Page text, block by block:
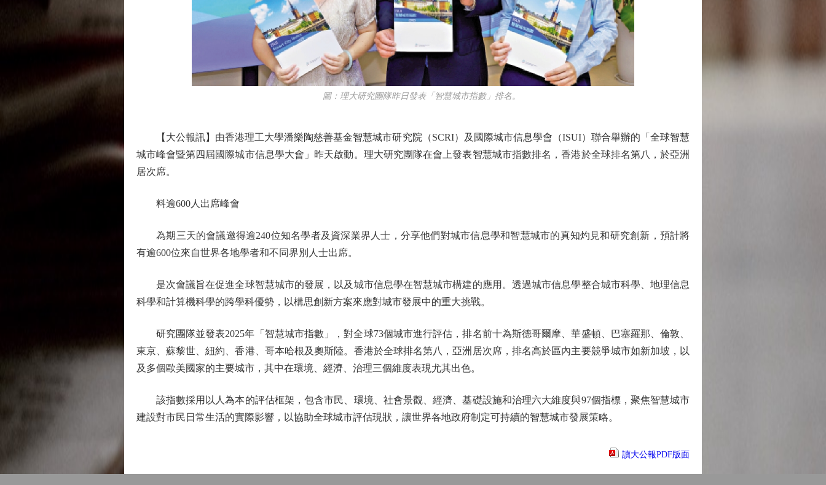
圖：理大研究團隊昨日發表「智慧城市指數」排名。
【大公報訊】由香港理工大學潘樂陶慈善基金智慧城市研究院（SCRI）及國際城市信息學會（ISUI）聯合舉辦的「全球智慧
城市峰會暨第四屆國際城市信息學大會」昨天啟動。理大研究團隊在會上發表智慧城市指數排名，香港於全球排名第八，於亞洲
居次席。
料逾600人出席峰會
為期三天的會議邀得逾240位知名學者及資深業界人士，分享他們對城市信息學和智慧城市的真知灼見和研究創新，預計將
有逾600位來自世界各地學者和不同界別人士出席。
是次會議旨在促進全球智慧城市的發展，以及城市信息學在智慧城市構建的應用。透過城市信息學整合城市科學、地理信息
科學和計算機科學的跨學科優勢，以構思創新方案來應對城市發展中的重大挑戰。
研究團隊並發表2025年「智慧城市指數」，對全球73個城市進行評估，排名前十為斯德哥爾摩、華盛頓、巴塞羅那、倫敦、
東京、蘇黎世、紐約、香港、哥本哈根及奧斯陸。香港於全球排名第八，亞洲居次席，排名高於區內主要競爭城市如新加坡，以
及多個歐美國家的主要城市，其中在環境、經濟、治理三個維度表現尤其出色。
該指數採用以人為本的評估框架，包含市民、環境、社會景觀、經濟、基礎設施和治理六大維度與97個指標，聚焦智慧城市
建設對市民日常生活的實際影響，以協助全球城市評估現狀，讓世界各地政府制定可持續的智慧城市發展策略。
讀大公報PDF版面